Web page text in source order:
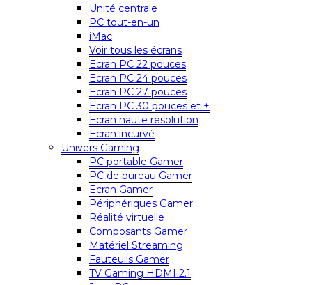
Unité centrale
PC tout-en-un
iMac
Voir tous les écrans
Ecran PC 22 pouces
Ecran PC 24 pouces
Ecran PC 27 pouces
Ecran PC 30 pouces et +
Ecran haute résolution
Ecran incurvé
Univers Gaming
PC portable Gamer
PC de bureau Gamer
Ecran Gamer
Périphériques Gamer
Réalité virtuelle
Composants Gamer
Matériel Streaming
Fauteuils Gamer
TV Gaming HDMI 2.1